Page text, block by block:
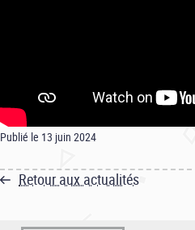
Publié le 13 juin 2024
Retour aux actualités